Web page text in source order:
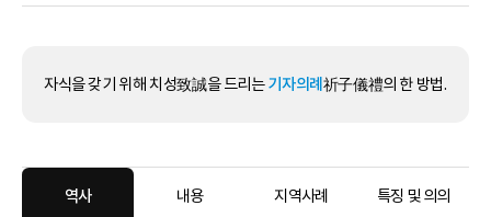
자식을 갖기 위해 치성致誠을 드리는기자의례 祈子儀禮의 한 방법.
역사 내용 지역사례 특징 및 의의